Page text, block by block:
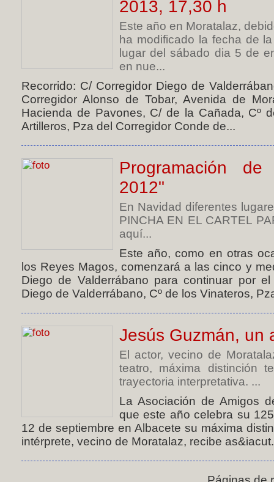
2013, 17,30 h
Este año en Moratalaz,
ha modificado la fecha de
lugar del sábado dia 5 de
en nue...
Recorrido: C/ Corregidor Diego de
Corregidor Alonso de Tobar, Avenida de
Hacienda de Pavones, C/ de la Cañada, Cº
Artilleros, Pza del Corregidor Conde de...
Programación
2012"
En Navidad diferentes
PINCHA EN EL CARTEL
aquí...
Este año, como en otras
los Reyes Magos, comenzará a las cinco y
Diego de Valderrábano para continuar por
Diego de Valderrábano, Cº de los Vinateros,
Jesús Guzmán, un
El actor, vecino de
teatro, máxima distinción
trayectoria interpretativa. ...
La Asociación de Amigos
que este año celebra su
12 de septiembre en Albacete su máxima
intérprete, vecino de Moratalaz, recibe